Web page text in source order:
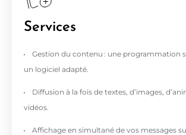
Services
Gestion du contenu : une programmation
un logiciel adapté.
Diffusion à la fois de textes, d’images,
vidéos.
Affichage en simultané de vos messages